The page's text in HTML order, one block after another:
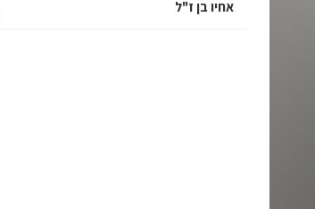
אחיו בן ז"ל